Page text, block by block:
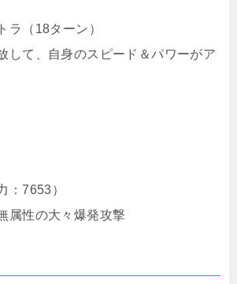
ラ（18ターン）
して、自身のスピード＆パワーがア
：7653）
属性の大々爆発攻撃